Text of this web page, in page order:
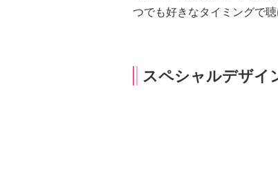
つでも好きなタイミングで
スペシャルデザイ